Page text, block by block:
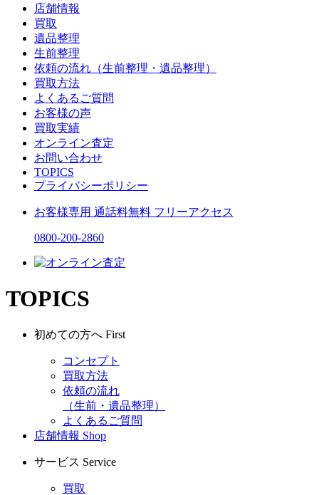
店舗情報
買取
遺品整理
生前整理
依頼の流れ（生前整理・遺品整理）
買取方法
よくあるご質問
お客様の声
買取実績
オンライン査定
お問い合わせ
TOPICS
プライバシーポリシー
お客様専用 通話料無料 フリーアクセス
0800-200-2860
TOPICS
初めての方へ First
コンセプト
買取方法
依頼の流れ
（生前・遺品整理）
よくあるご質問
店舗情報 Shop
サービス Service
買取